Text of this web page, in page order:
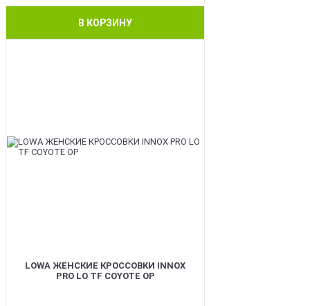
В КОРЗИНУ
LOWA ЖЕНСКИЕ КРОССОВКИ INNOX
PRO LO TF COYOTE OP